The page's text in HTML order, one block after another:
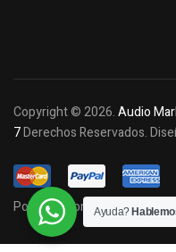
Copyright © 2026.Audio
7Derechos Reservados.
Política de privacidad y
Ayuda?